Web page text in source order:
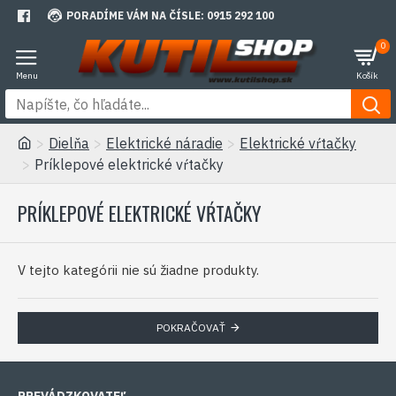
PORADÍME VÁM NA ČÍSLE: 0915 292 100
0
Dielňa Elektrické náradie
Elektrické vŕtačky
Príklepové elektrické vŕtačky
PRÍKLEPOVÉ ELEKTRICKÉ VŔTAČKY
V tejto kategórii nie sú žiadne produkty.
POKRAČOVAŤ